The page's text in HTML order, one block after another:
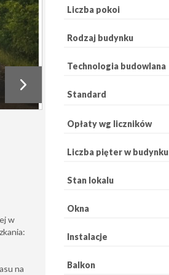
w
na
Liczba pokoi
Rodzaj budynku
Technologia budowlana
Standard
Opłaty wg liczników
Liczba pięter w budynku
Stan lokalu
Okna
Instalacje
Balkon